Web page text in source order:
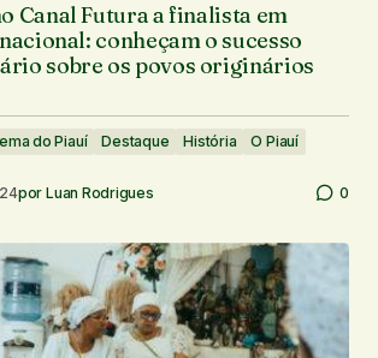
Canal Futura a finalista em
conheçam o sucesso
sobre os povos originários
do Piauí Destaque História
O Piauí
por Luan Rodrigues 0